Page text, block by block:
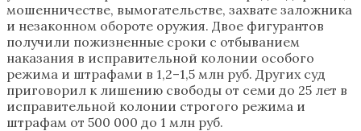
мошенничестве, вымогательстве, захвате заложника
и незаконном обороте оружия. Двое фигурантов
получили пожизненные сроки с отбыванием
наказания в исправительной колонии особого
режима и штрафами в 1,2–1,5 млн руб. Других суд
приговорил к лишению свободы от семи до 25 лет в
исправительной колонии строгого режима и
штрафам от 500 000 до 1 млн руб.